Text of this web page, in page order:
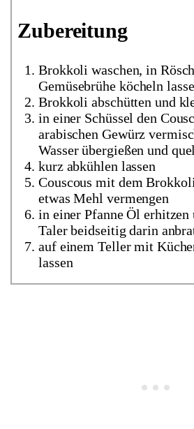
Zubereitung
Brokkoli waschen, in
Gemüsebrühe köcheln
Brokkoli abschütten und
in einer Schüssel den
arabischen Gewürz
Wasser übergießen und
kurz abkühlen lassen
Couscous mit dem
etwas Mehl vermengen
in einer Pfanne Öl erhitzen
Taler beidseitig darin
auf einem Teller mit
lassen